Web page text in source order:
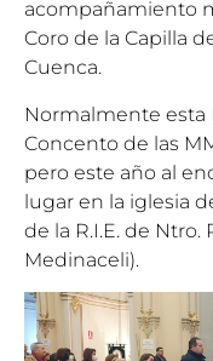
acompañamiento
Coro de la Capilla
Cuenca.
Normalmente esta
Concento de las
pero este año al
lugar en la iglesia
de la R.I.E. de
Medinaceli).